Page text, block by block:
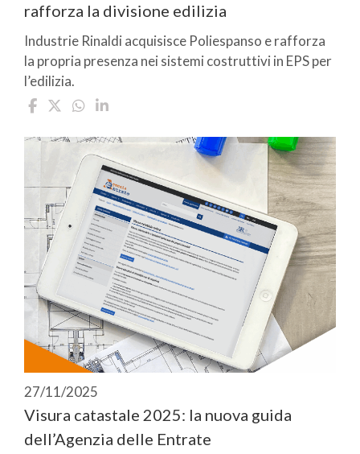
rafforza la divisione edilizia
Industrie Rinaldi acquisisce Poliespanso e rafforza
la propria presenza nei sistemi costruttivi in EPS per
l’edilizia.
27/11/2025
Visura catastale 2025: la nuova guida
dell’Agenzia delle Entrate